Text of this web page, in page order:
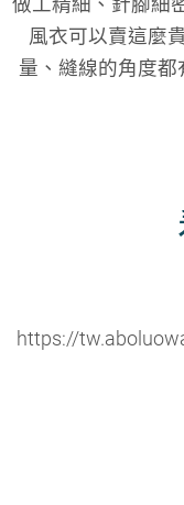
風衣可以賣這麼
量、縫線的角度
https://